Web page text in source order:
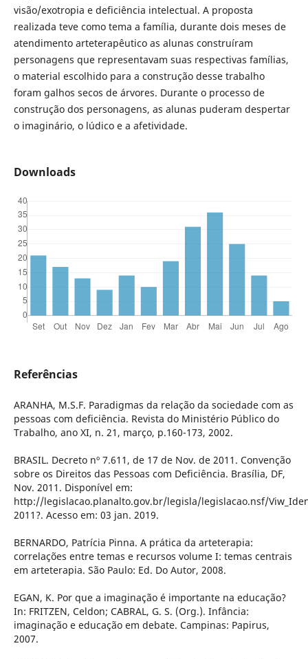
visão/exotropia e deficiência intelectual. A proposta
realizada teve como tema a família, durante dois meses de
atendimento arteterapêutico as alunas construíram
personagens que representavam suas respectivas famílias,
o material escolhido para a construção desse trabalho
foram galhos secos de árvores. Durante o processo de
construção dos personagens, as alunas puderam despertar
o imaginário, o lúdico e a afetividade.
Downloads
Referências
ARANHA, M.S.F. Paradigmas da relação da sociedade com as
pessoas com deficiência. Revista do Ministério Público do
Trabalho, ano XI, n. 21, março, p.160-173, 2002.
BRASIL. Decreto nº 7.611, de 17 de Nov. de 2011. Convenção
sobre os Direitos das Pessoas com Deficiência. Brasília, DF,
Nov. 2011. Disponível em:
http://legislacao.planalto.gov.br/legisla/legislacao.nsf/
2011?. Acesso em: 03 jan. 2019.
BERNARDO, Patrícia Pinna. A prática da arteterapia:
correlações entre temas e recursos volume I: temas centrais
em arteterapia. São Paulo: Ed. Do Autor, 2008.
EGAN, K. Por que a imaginação é importante na educação?
In: FRITZEN, Celdon; CABRAL, G. S. (Org.). Infância:
imaginação e educação em debate. Campinas: Papirus,
2007.